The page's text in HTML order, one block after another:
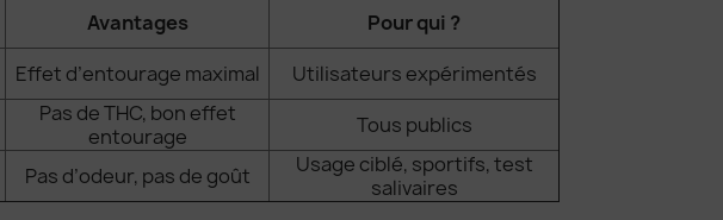
Avantages
Pour qui ?
Effet d’entourage maximal
Utilisateurs expérimentés
Pas de THC, bon effet
entourage
Tous publics
Pas d’odeur, pas de goût
Usage ciblé, sportifs, test
salivaires